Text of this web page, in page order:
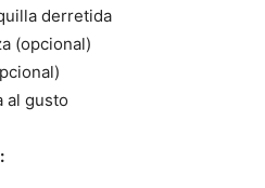
derretida
(opcional)
al gusto